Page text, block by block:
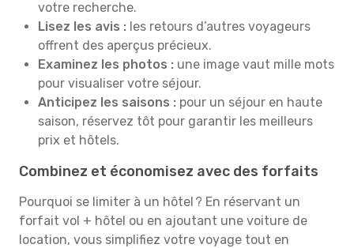
votre recherche.
Lisez les avis : les retours d’autres voyageurs
offrent des aperçus précieux.
Examinez les photos : une image vaut mille mots
pour visualiser votre séjour.
Anticipez les saisons : pour un séjour en haute
saison, réservez tôt pour garantir les meilleurs
prix et hôtels.
Combinez et économisez avec des forfaits
Pourquoi se limiter à un hôtel ? En réservant un
forfait vol + hôtel ou en ajoutant une voiture de
location, vous simplifiez votre voyage tout en